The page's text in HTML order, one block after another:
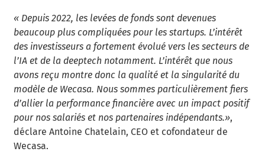
« Depuis 2022, les levées de fonds sont devenues
beaucoup plus compliquées pour les startups. L’intérêt
des investisseurs a fortement évolué vers les secteurs de
l’IA et de la deeptech notamment. L’intérêt que nous
avons reçu montre donc la qualité et la singularité du
modèle de Wecasa. Nous sommes particulièrement fiers
d’allier la performance financièreavec un impact positif
pour nos salariés et nos partenaires indépendants.»,
déclare Antoine Chatelain, CEO et cofondateur de
Wecasa.